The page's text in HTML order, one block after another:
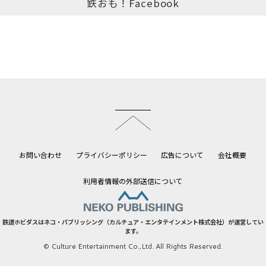
お問い合わせ プライバシーポリシー 広告について 会社概要
利用者情報の外部送信について
鉄道ホビダスはネコ・パブリッシング（カルチュア・エンタテインメント株式会社）が運営してい
ます。
© Culture Entertainment Co.,Ltd. All Rights Reserved.